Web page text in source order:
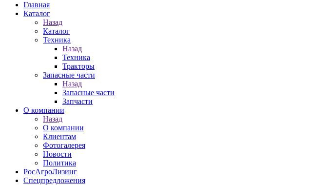
Главная
Каталог
Назад
Каталог
Техника
Назад
Техника
Тракторы
Запасные части
Назад
Запасные части
Запчасти
О компании
Назад
О компании
Клиентам
Фотогалерея
Новости
Политика
РосАгроЛизинг
Спецпредложения